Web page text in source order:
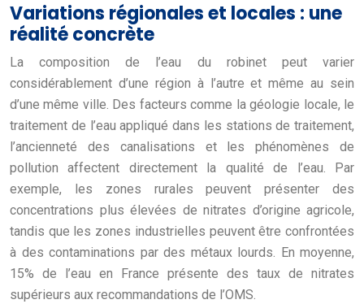
Variations régionales et locales : une
réalité concrète
La composition de l’eau du robinet peut varier
considérablement d’une région à l’autre et même au sein
d’une même ville. Des facteurs comme la géologie locale, le
traitement de l’eau appliqué dans les stations de traitement,
l’ancienneté des canalisations et les phénomènes de
pollution affectent directement la qualité de l’eau. Par
exemple, les zones rurales peuvent présenter des
concentrations plus élevées de nitrates d’origine agricole,
tandis que les zones industrielles peuvent être confrontées
à des contaminations par des métaux lourds. En moyenne,
15% de l’eau en France présente des taux de nitrates
supérieurs aux recommandations de l’OMS.